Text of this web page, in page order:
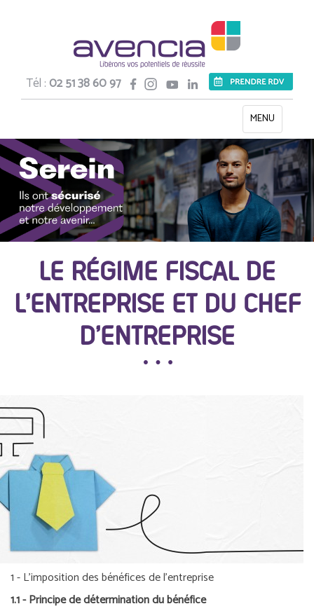
Tél :02 51 38 60 97
Toggle
navigation
MENU
LE RÉGIME FISCAL DE
L’ENTREPRISE ET DU CHEF
D’ENTREPRISE
1 - L’imposition des bénéfices de l’entreprise
1.1 - Principe de détermination du bénéfice